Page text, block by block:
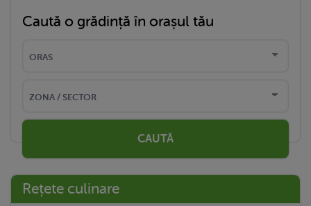
Caută o grădință în orașul tău
CAUTĂ
Rețete culinare